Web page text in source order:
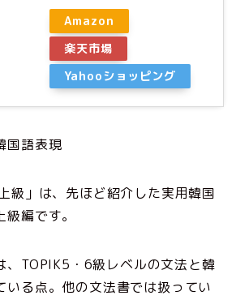
Amazon
楽天市場
Yahooショッピング
国語表現
級」は、先ほど紹介した実用韓国
編です。
、TOPIK5・6級レベルの文法と韓
いる点。他の文法書では扱ってい